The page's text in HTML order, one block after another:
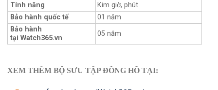
Tính năng
Kim giờ, phút
Bảo hành quốc tế
01 năm
Bảo hành
tại Watch365.vn
05 năm
XEM THÊM BỘ SƯU TẬP ĐỒNG HỒ TẠI: